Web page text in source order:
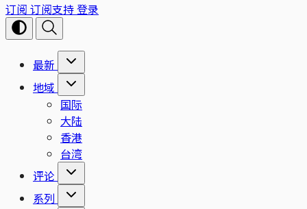
订阅 订阅支持登录
最新
地域
国际
大陆
香港
台湾
评论
系列